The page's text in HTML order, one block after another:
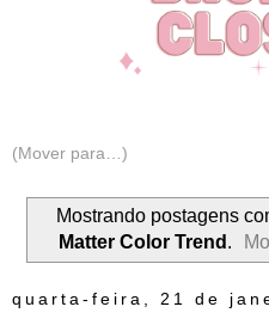
Mostrando postagens
Matter Color Trend .
quarta-feira, 21 de